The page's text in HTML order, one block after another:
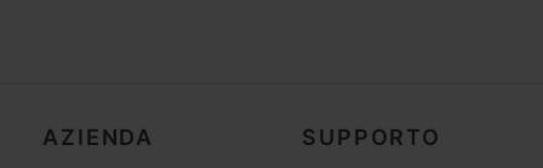
AZIENDA SUPPORTO